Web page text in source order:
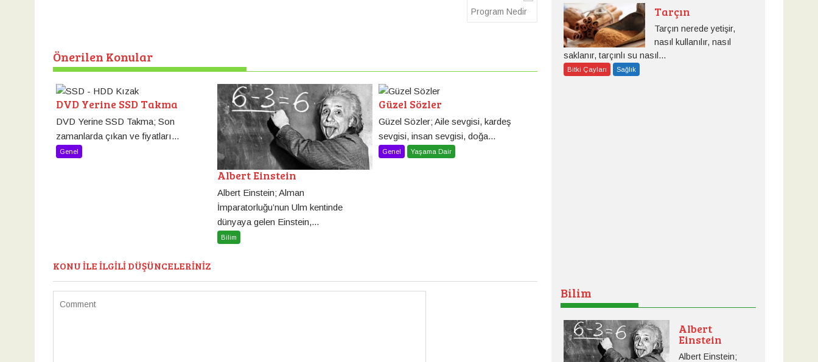
Program Nedir
Önerilen Konular
DVD Yerine SSD Takma
DVD Yerine SSD Takma; Son
zamanlarda çıkan ve fiyatları...
Genel
Albert Einstein
Albert Einstein; Alman
İmparatorluğu’nun Ulm kentinde
dünyaya gelen Einstein,...
Bilim
Güzel Sözler
Güzel Sözler; Aile sevgisi, kardeş
sevgisi, insan sevgisi, doğa...
Genel Yaşama Dair
KONU ILE ILGILI DÜŞÜNCELERINIZ
Tarçın
Tarçın nerede yetişir,
nasıl kullanılır, nasıl
saklanır, tarçınlı su nasıl...
Bitki Çayları Sağlık
Bilim
Albert
Einstein
Albert Einstein;